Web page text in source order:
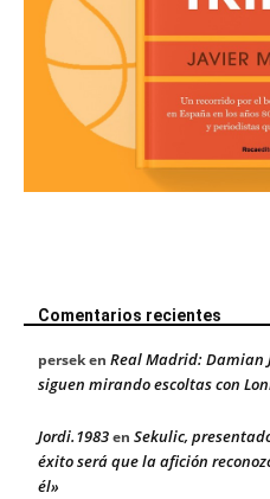
Comentarios recientes
perseken Real Madrid: Damian
siguen mirando escoltas con
Jordi.1983en Sekulic,
éxito será que la afición
él»